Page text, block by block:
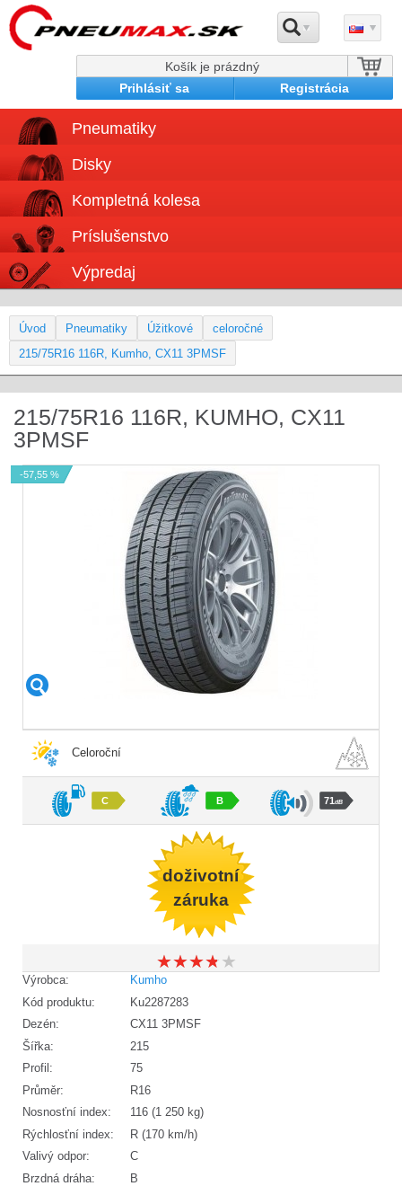
Košík je prázdný
Prihlásiť sa
Registrácia
Pneumatiky
Disky
Kompletná kolesa
Príslušenstvo
Výpredaj
Úvod Pneumatiky Úžitkové
celoročné
215/75R16 116R, Kumho, CX11 3PMSF
215/75R16 116R, KUMHO, CX11
3PMSF
-57,55 %
Celoroční
C B 71dB
doživotní
záruka
★★★★★
★★★★★
Výrobca:
Kumho
Kód produktu:
Ku2287283
Dezén:
CX11 3PMSF
Šířka:
215
Profil:
75
Průměr:
R16
Nosnosťní index:
116 (1 250 kg)
Rýchlosťní index:
R (170 km/h)
Valivý odpor:
C
Brzdná dráha:
B